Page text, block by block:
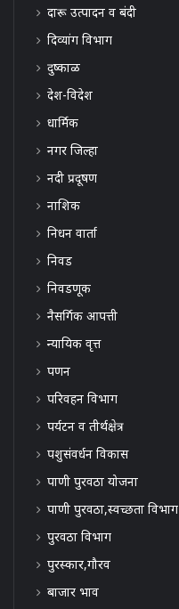
दारू उत्पादन व बंदी
दिव्यांग विभाग
दुष्काळ
देश-विदेश
धार्मिक
नगर जिल्हा
नदी प्रदूषण
नाशिक
निधन वार्ता
निवड
निवडणूक
नैसर्गिक आपत्ती
न्यायिक वृत्त
पणन
परिवहन विभाग
पर्यटन व तीर्थक्षेत्र
पशुसंवर्धन विकास
पाणी पुरवठा योजना
पाणी पुरवठा,स्वच्छता विभाग
पुरवठा विभाग
पुरस्कार,गौरव
बाजार भाव